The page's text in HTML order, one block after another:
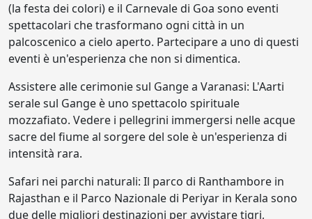
(la festa dei colori) e il Carnevale di Goa sono eventi
spettacolari che trasformano ogni città in un
palcoscenico a cielo aperto. Partecipare a uno di questi
eventi è un'esperienza che non si dimentica.
Assistere alle cerimonie sul Gange a Varanasi: L'Aarti
serale sul Gange è uno spettacolo spirituale
mozzafiato. Vedere i pellegrini immergersi nelle acque
sacre del fiume al sorgere del sole è un'esperienza di
intensità rara.
Safari nei parchi naturali: Il parco di Ranthambore in
Rajasthan e il Parco Nazionale di Periyar in Kerala sono
due delle migliori destinazioni per avvistare tigri,